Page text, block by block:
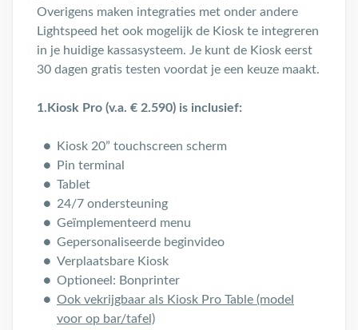
Overigens maken integraties met onder andere
Lightspeed het ook mogelijk de Kiosk te integreren
in je huidige kassasysteem. Je kunt de Kiosk eerst
30 dagen gratis testen voordat je een keuze maakt.
1.Kiosk Pro (v.a. € 2.590) is inclusief:
Kiosk 20” touchscreen scherm
Pin terminal
Tablet
24/7 ondersteuning
Geïmplementeerd menu
Gepersonaliseerde beginvideo
Verplaatsbare Kiosk
Optioneel: Bonprinter
Ook vekrijgbaar als Kiosk Pro Table (model
voor op bar/tafel)